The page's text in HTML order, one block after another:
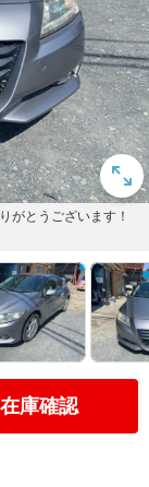
がとうございます！
庫確認